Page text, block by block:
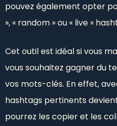
pouvez également opter
», « random » ou « live »
Cet outil est idéal si vous
vous souhaitez gagner du
vos mots-clés. En effet,
hashtags pertinents
pourrez les copier et les